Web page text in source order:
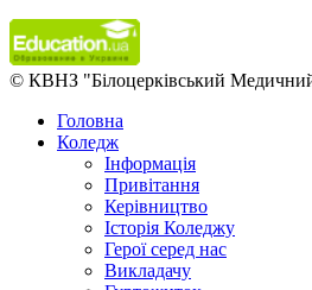
© КВНЗ "Білоцерківський
Головна
Коледж
Інформація
Привітання
Керівництво
Історія Коледжу
Герої серед нас
Викладачу